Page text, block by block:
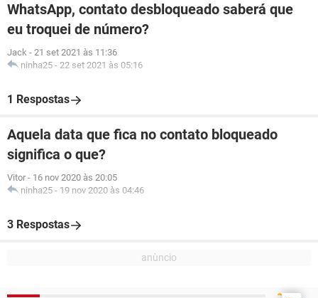
WhatsApp, contato desbloqueado saberá que
eu troquei de número?
Jack - 21 set 2021 às 11:36
ninha25 - 22 set 2021 às 05:16
1 Respostas
Aquela data que fica no contato bloqueado
significa o que?
Vitor - 16 nov 2020 às 20:05
ninha25 - 19 nov 2020 às 04:46
3 Respostas